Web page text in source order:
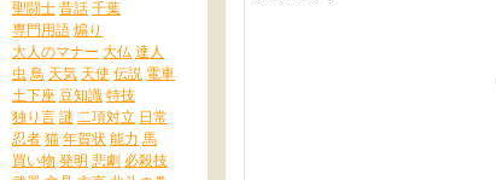
聖闘士昔話千葉
専門用語煽り
大人のマナー 大仏 達人
虫 鳥 天気 天使 伝説 電車
土下座 豆知識特技
独り言謎 二項対立 日常
忍者猫年賀状能力 馬
買い物 発明 悲劇 必殺技